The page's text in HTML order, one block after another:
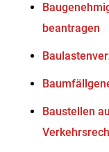
beantragen
Baustellen